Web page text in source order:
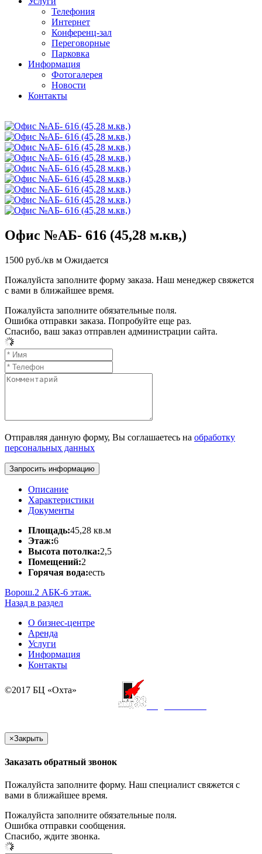
Телефония
Интернет
Конференц-зал
Переговорные
Парковка
Информация
Фотогалерея
Новости
Контакты
Офис №АБ- 616 (45,28 м.кв,)
1500 руб./кв м Ожидается
Пожалуйста заполните форму заказа. Наш менеджер свяжется
с вами в ближайшее время.
Пожалуйста заполните обязательные поля.
Ошибка отправки заказа. Попробуйте еще раз.
Спасибо, ваш заказ отправлен администрации сайта.
Отправляя данную форму, Вы соглашаетесь на обработку
персональных данных
Запросить информацию
Описание
Характеристики
Документы
Площадь:45,28 кв.м
Этаж:6
Высота потолка:2,5
Помещений:2
Горячая вода:есть
Ворош.2 АБК-6 этаж.
Назад в раздел
О бизнес-центре
Аренда
Услуги
Информация
Контакты
©2017 БЦ «Охта»
×Закрыть
Заказать обратный звонок
Пожалуйста заполните форму. Наш специалист свяжется с
вами в ближайшее время.
Пожалуйста заполните обязательные поля.
Ошибка отправки сообщения.
Спасибо, ждите звонка.